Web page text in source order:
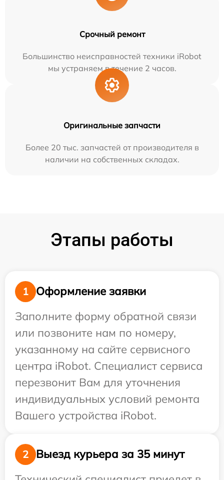
Срочный ремонт
Большинство неисправностей техники iRobot
мы устраняем в течение 2 часов.
Оригинальные запчасти
Более 20 тыс. запчастей от производителя в
наличии на собственных складах.
Этапы работы
1
Оформление заявки
Заполните форму обратной связи
или позвоните нам по номеру,
указанному на сайте сервисного
центра iRobot. Специалист сервиса
перезвонит Вам для уточнения
индивидуальных условий ремонта
Вашего устройства iRobot.
2
Выезд курьера за 35 минут